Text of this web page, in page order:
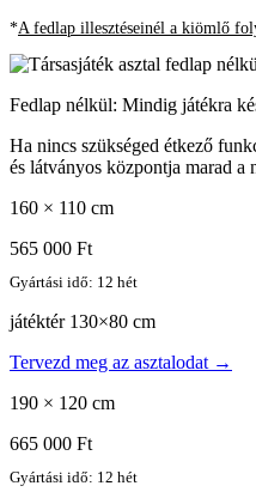
*A fedlap illesztéseinél a kiömlő
Fedlap nélkül: Mindig játékra
Ha nincs szükséged étkező
és látványos központja marad a
160 × 110 cm
565 000 Ft
Gyártási idő: 12 hét
játéktér 130×80 cm
Tervezd meg az asztalodat →
190 × 120 cm
665 000 Ft
Gyártási idő: 12 hét